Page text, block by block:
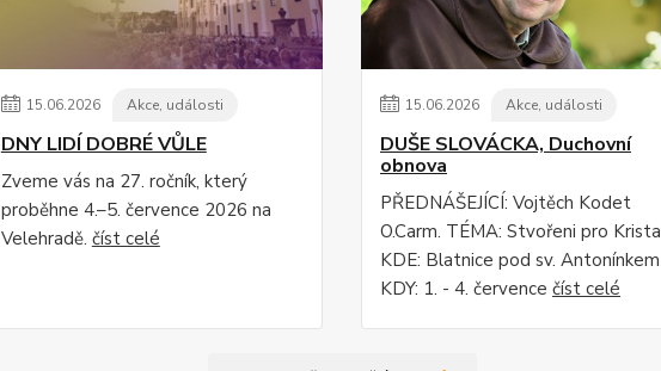
15.06.2026 Akce, události
DNY LIDÍ DOBRÉ VŮLE
Zveme vás na 27. ročník, který
proběhne 4.–5. července 2026 na
Velehradě. číst celé
15.06.2026 Akce, události
DUŠE SLOVÁCKA, Duchovní
obnova
PŘEDNÁŠEJÍCÍ: Vojtěch Kodet
O.Carm. TÉMA: Stvořeni pro Krista
KDE: Blatnice pod sv. Antonínkem
KDY: 1. - 4. července číst celé